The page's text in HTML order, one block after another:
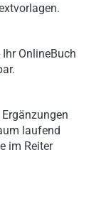
OnlineBuch
laufend
im Reiter